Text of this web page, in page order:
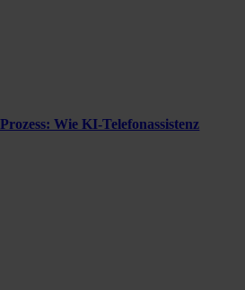
Wie KI-Telefonassistenz